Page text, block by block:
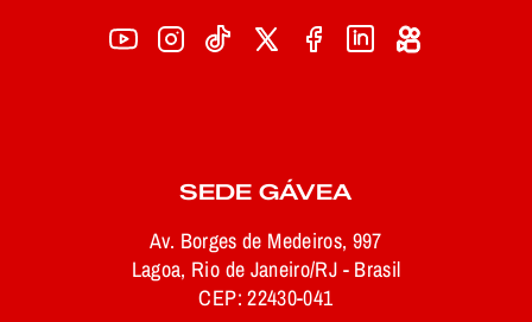
SEDE GÁVEA
Av. Borges de Medeiros, 997
Lagoa, Rio de Janeiro/RJ - Brasil
CEP: 22430-041